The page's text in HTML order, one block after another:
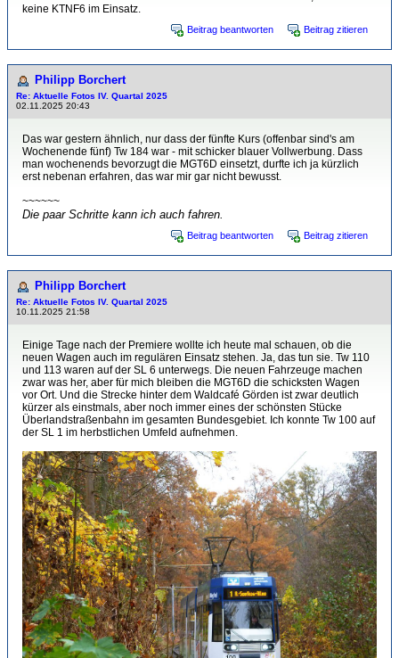
keine KTNF6 im Einsatz.
Beitrag beantworten Beitrag zitieren
Philipp Borchert
Re: Aktuelle Fotos IV. Quartal 2025
02.11.2025 20:43
Das war gestern ähnlich, nur dass der fünfte Kurs (offenbar sind's am
Wochenende fünf) Tw 184 war - mit schicker blauer Vollwerbung. Dass
man wochenends bevorzugt die MGT6D einsetzt, durfte ich ja kürzlich
erst nebenan erfahren, das war mir gar nicht bewusst.
~~~~~~
Die paar Schritte kann ich auch fahren.
Beitrag beantworten Beitrag zitieren
Philipp Borchert
Re: Aktuelle Fotos IV. Quartal 2025
10.11.2025 21:58
Einige Tage nach der Premiere wollte ich heute mal schauen, ob die
neuen Wagen auch im regulären Einsatz stehen. Ja, das tun sie. Tw 110
und 113 waren auf der SL 6 unterwegs. Die neuen Fahrzeuge machen
zwar was her, aber für mich bleiben die MGT6D die schicksten Wagen
vor Ort. Und die Strecke hinter dem Waldcafé Görden ist zwar deutlich
kürzer als einstmals, aber noch immer eines der schönsten Stücke
Überlandstraßenbahn im gesamten Bundesgebiet. Ich konnte Tw 100 auf
der SL 1 im herbstlichen Umfeld aufnehmen.